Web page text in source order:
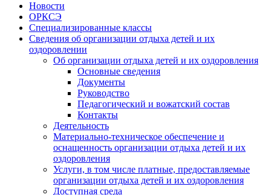
Новости
ОРКСЭ
Специализированные классы
Сведения об организации отдыха детей и их
оздоровлении
Об организации отдыха детей и их оздоровления
Основные сведения
Документы
Руководство
Педагогический и вожатский состав
Контакты
Деятельность
Материально-техническое обеспечение и
оснащенность организации отдыха детей и их
оздоровления
Услуги, в том числе платные, предоставляемые
организации отдыха детей и их оздоровления
Доступная среда